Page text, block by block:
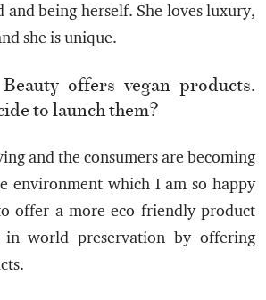
and being herself. She loves luxury,
she is unique.
offers vegan products.
to launch them?
and the consumers are becoming
environment which I am so happy
offer a more eco friendly product
world preservation by offering